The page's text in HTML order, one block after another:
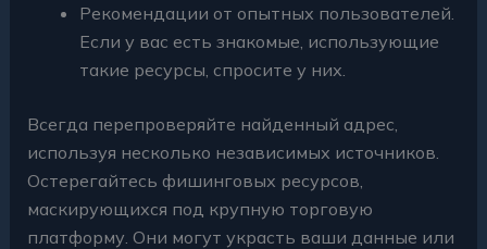
Рекомендации от опытных пользователей.
Если у вас есть знакомые, использующие
такие ресурсы, спросите у них.
Всегда перепроверяйте найденный адрес,
используя несколько независимых источников.
Остерегайтесь фишинговых ресурсов,
маскирующихся под крупную торговую
платформу. Они могут украсть ваши данные или